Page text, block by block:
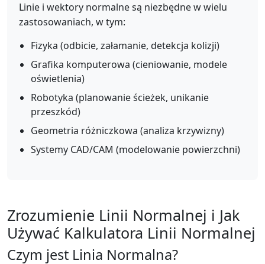
Linie i wektory normalne są niezbędne w wielu
zastosowaniach, w tym:
Fizyka (odbicie, załamanie, detekcja kolizji)
Grafika komputerowa (cieniowanie, modele
oświetlenia)
Robotyka (planowanie ścieżek, unikanie
przeszkód)
Geometria różniczkowa (analiza krzywizny)
Systemy CAD/CAM (modelowanie powierzchni)
Zrozumienie Linii Normalnej i Jak
Używać Kalkulatora Linii Normalnej
Czym jest Linia Normalna?